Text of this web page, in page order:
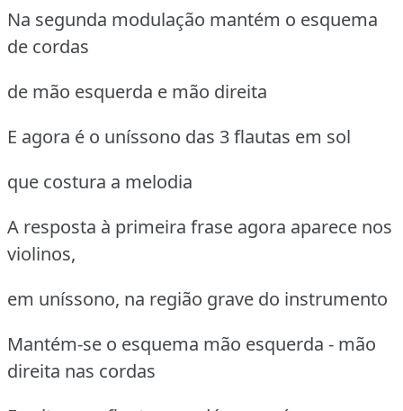
Na segunda modulação mantém o esquema
de cordas
de mão esquerda e mão direita
E agora é o uníssono das 3 flautas em sol
que costura a melodia
A resposta à primeira frase agora aparece nos
violinos,
em uníssono, na região grave do instrumento
Mantém-se o esquema mão esquerda - mão
direita nas cordas